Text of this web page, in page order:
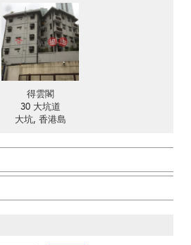
得雲閣
30 大坑道
大坑, 香港島